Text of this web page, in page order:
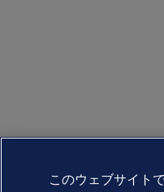
このウェブサイト